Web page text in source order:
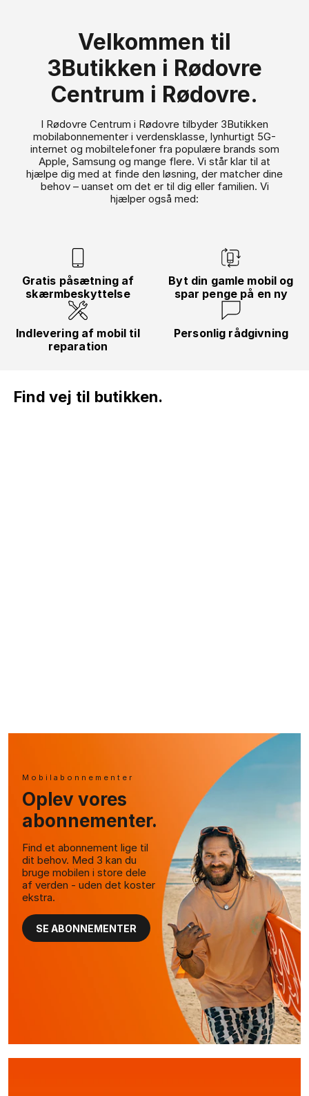
Velkommen til
3Butikken i Rødovre
Centrum i Rødovre.
I Rødovre Centrum i Rødovre tilbyder 3Butikken
mobilabonnementer i verdensklasse, lynhurtigt 5G-
internet og mobiltelefoner fra populære brands som
Apple, Samsung og mange flere. Vi står klar til at
hjælpe dig med at finde den løsning, der matcher dine
behov – uanset om det er til dig eller familien. Vi
hjælper også med:
Gratis påsætning af
skærmbeskyttelse
Byt din gamle mobil og
spar penge på en ny
Indlevering af mobil til
reparation
Personlig rådgivning
Find vej til butikken.
Mobilabonnementer
Oplev vores
abonnementer.
Find et abonnement lige til
dit behov. Med 3 kan du
bruge mobilen i store dele
af verden - uden det koster
ekstra.
SE ABONNEMENTER